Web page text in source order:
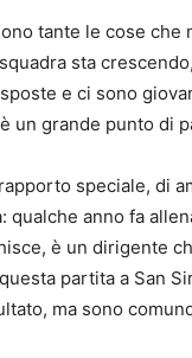
tante le cose
sta
e ci sono
un grande punto di
speciale, di
qualche anno fa
è un dirigente
partita a San
ma sono